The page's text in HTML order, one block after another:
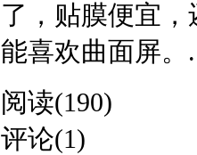
了，贴膜便宜
能喜欢曲面屏。​
阅读(190)
评论(1)